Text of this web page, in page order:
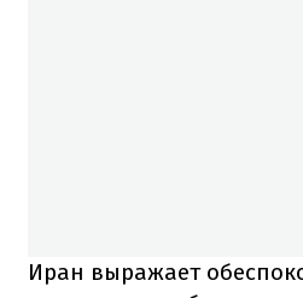
Иран выражает